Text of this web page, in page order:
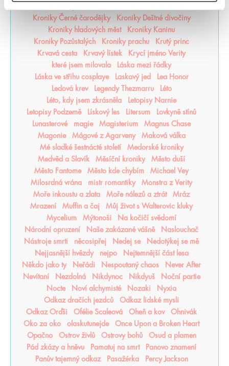
Kroniky Černé čarodějky
Kroniky Deštné divočiny
Kroniky hladových měst
Kroniky Kaninu
Kroniky Pozůstalých
Kroniky prachu
Krutý princ
Krvavá cesta
Krvavý lístek
Krycí jméno Verity
které jsem milovala
Láska mezi řádky
Láska ve střihu cosplaye
Laskavý jed
Lea Honor
Ledová krev
Legendy Thezmarru
Léto
Léto, kdy jsem zkrásněla
Letopisy Narnie
Letopisy Podzemě
Lískový les Litersum
Lovkyně stínů
Lunasterové
magie Magisterium
Magnus Chase
Magonie
Mágové z Agarveny
Maková válka
Mé sladké šestnácté století
Medorské kroniky
Medvěd a Slavík
Měsíční kroniky
Město duší
Město Fantome
Město kde chybím
Michael Vey
Milosrdná vrána
mistr romantiky
Monstra z Verity
Moře inkoustu a zlata
Moře nálezů a ztrát
Mráz
Mrazení
Muffin a čaj
Můj život s Walterovic kluky
Mycelium
Mýtonoši
Na kočičí svědomí
Národní opruzení
Naše zakázané vášně
Naslouchač
Nástroje smrti
něcosipřej Nedej se
Nedotýkej se mě
Nejjasnější hvězdy
nejpo
Nejtemnější část lesa
Někdo jako ty
Neřádi Nespoutaný chaos
Never After
Nevítaní
Nezdolná Nikdynoc Nikdyuš
Noční partie
Nocte
Noví alchymisté Nozaki
Nyxia
Odkaz dračích jezdců
Odkaz lidské mysli
Odkaz Orďši
Ofélie Scaleová Oheň a kov
Ohnivák
Oko za oko
olaskutunejde
Once Upon a Broken Heart
Opačno
Ostrov živlů Ostrovy bohů
Osud a plamen
Pád zkázy a hněvu
Pamatuj na smrt
Panovo znamení
Panův tajemný odkaz
Pasažérka
Percy Jackson